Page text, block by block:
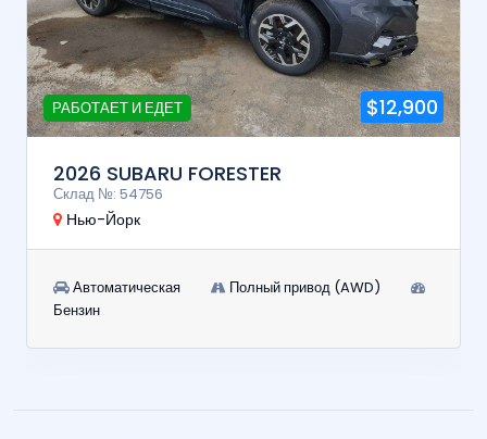
РАБОТАЕТ И ЕДЕТ $12,900
2026 SUBARU FORESTER
Склад №: 54756
Нью-Йорк
Автоматическая
Полный привод (AWD)
Бензин